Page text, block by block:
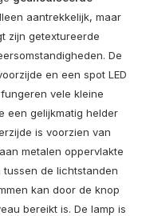
aantrekkelijk, maar
zijn getextureerde
De
en een spot LED
vele kleine
een gelijkmatig helder
is voorzien van
metalen oppervlakte
de lichtstanden
kan door de knop
bereikt is. De lamp is